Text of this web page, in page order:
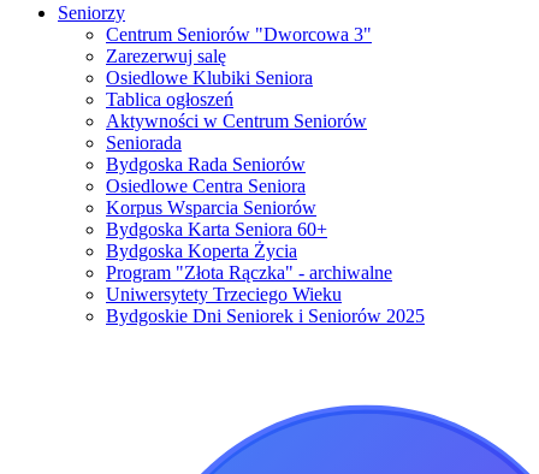
Seniorzy
Centrum Seniorów "Dworcowa 3"
Zarezerwuj salę
Osiedlowe Klubiki Seniora
Tablica ogłoszeń
Aktywności w Centrum Seniorów
Seniorada
Bydgoska Rada Seniorów
Osiedlowe Centra Seniora
Korpus Wsparcia Seniorów
Bydgoska Karta Seniora 60+
Bydgoska Koperta Życia
Program "Złota Rączka" - archiwalne
Uniwersytety Trzeciego Wieku
Bydgoskie Dni Seniorek i Seniorów 2025